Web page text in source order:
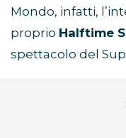
Mondo, infatti,
proprio Halftime
spettacolo del